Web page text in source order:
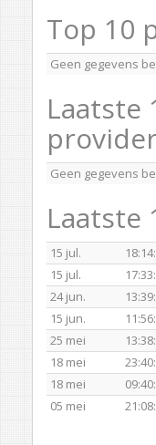
Top 10
Geen gegevens
Laatste
Geen gegevens
Laatste
15 jul.
15 jul.
24 jun.
15 jun.
25 mei
18 mei
18 mei
05 mei